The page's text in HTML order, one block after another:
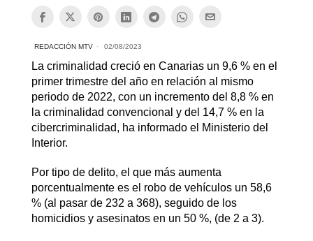
REDACCIÓN MTV 02/08/2023
La criminalidad creció en Canarias un 9,6 % en el
primer trimestre del año en relación al mismo
periodo de 2022, con un incremento del 8,8 % en
la criminalidad convencional y del 14,7 % en la
cibercriminalidad, ha informado el Ministerio del
Interior.
Por tipo de delito, el que más aumenta
porcentualmente es el robo de vehículos un 58,6
% (al pasar de 232 a 368), seguido de los
homicidios y asesinatos en un 50 %, (de 2 a 3).